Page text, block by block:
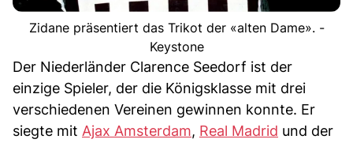
Zidane präsentiert das Trikot der «alten Dame». -
Keystone
Der Niederländer Clarence Seedorf ist der
einzige Spieler, der die Königsklasse mit drei
verschiedenen Vereinen gewinnen konnte. Er
siegte mit Ajax Amsterdam, Real Madrid und der